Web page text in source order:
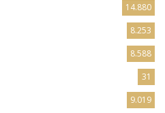
14.880
8.253
8.588
31
9.019